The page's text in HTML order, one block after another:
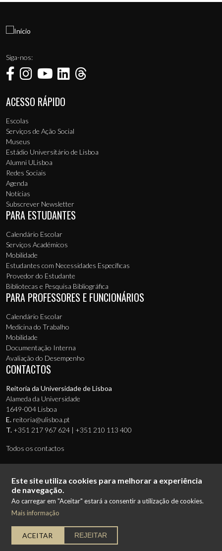
Siga-nos:
Menu de rodapé
ACESSO RÁPIDO
Escolas
Serviços de Ação Social
Museus
Estádio Universitário de Lisboa
Alumni ULisboa
Redes Sociais
Agenda
Notícias
Subscrever Newsletter
PARA ESTUDANTES
Calendário Escolar
Serviços Académicos
Mobilidade
Estudantes com Necessidades Específicas
Provedor do Estudante
Bibliotecas e Pesquisa Bibliográfica
PARA PROFESSORES E FUNCIONÁRIOS
Calendário Escolar
Medicina do Trabalho
Mobilidade
Documentação Interna
Avaliação do Desempenho
CONTACTOS
Reitoria da Universidade de Lisboa
Alameda da Universidade
1649-004 Lisboa
E. reitoria@ulisboa.pt
T. +351 217 967 624 | +351 210 113 400
Todos os contactos
© 2026 Universidade de Lisboa
Menu de Rodapé (Secundário)
Termos de Utilização
Ficha Técnica
Mapa do Site
Este site utiliza cookies para melhorar a experiência
de navegação.
Ao carregar em "Aceitar" estará a consentir a utilização de cookies.
Mais informação
ACEITAR REJEITAR